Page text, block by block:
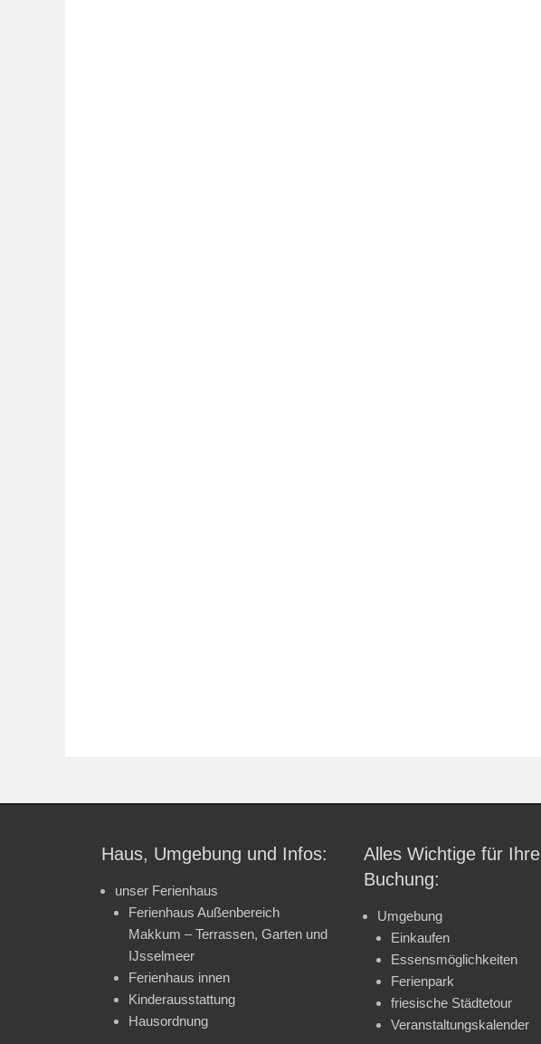
Haus, Umgebung und Infos:
unser Ferienhaus
Ferienhaus Außenbereich
Makkum – Terrassen, Garten und
IJsselmeer
Ferienhaus innen
Kinderausstattung
Hausordnung
Alles Wichtige für Ihre
Buchung:
Umgebung
Einkaufen
Essensmöglichkeiten
Ferienpark
friesische Städtetour
Veranstaltungskalender